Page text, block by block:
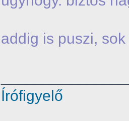
addig is puszi,
Írófigyelő